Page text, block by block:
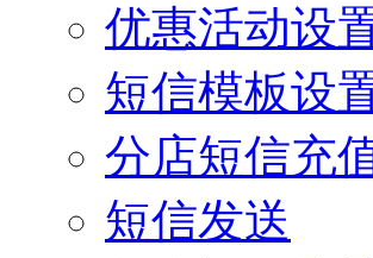
优惠活动设
短信模板设
分店短信充
短信发送